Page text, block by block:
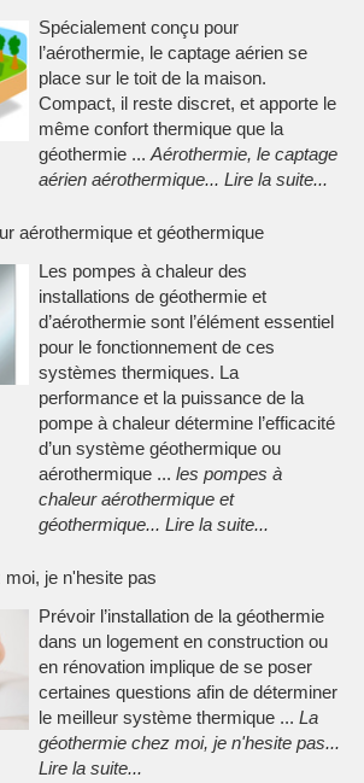
Spécialement conçu pour
l’aérothermie, le captage aérien se
place sur le toit de la maison.
Compact, il reste discret, et apporte le
même confort thermique que la
géothermie ... Aérothermie, le captage
aérien aérothermique... Lire la suite...
aérothermique et géothermique
Les pompes à chaleur des
installations de géothermie et
d’aérothermie sont l’élément essentiel
pour le fonctionnement de ces
systèmes thermiques. La
performance et la puissance de la
pompe à chaleur détermine l’efficacité
d’un système géothermique ou
aérothermique ... les pompes à
chaleur aérothermique et
géothermique... Lire la suite...
je n'hesite pas
Prévoir l’installation de la géothermie
dans un logement en construction ou
en rénovation implique de se poser
certaines questions afin de déterminer
le meilleur système thermique ... La
géothermie chez moi, je n'hesite pas...
Lire la suite...